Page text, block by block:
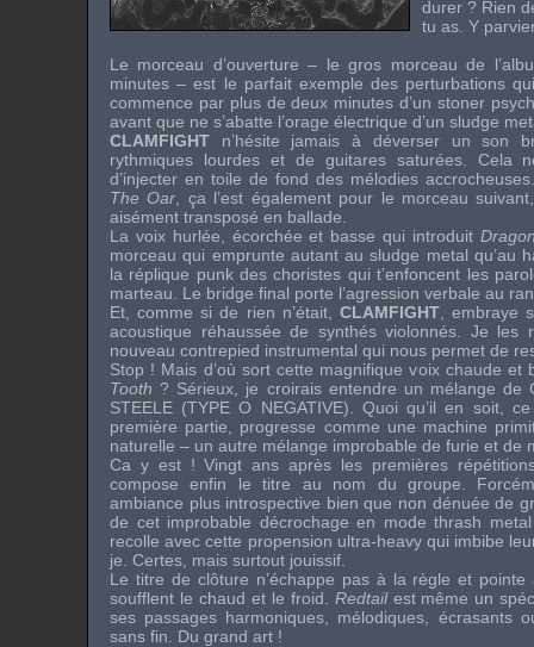
durer ? Rien
tu as. Y
Le morceau d’ouverture – le gros morceau de
minutes – est le parfait exemple des perturbations
commence par plus de deux minutes d’un stoner
avant que ne s’abatte l’orage électrique d’un sludge
CLAMFIGHT n’hésite jamais à déverser un son
rythmiques lourdes et de guitares saturées. Cela
d’injecter en toile de fond des mélodies
The Oar , ça l’est également pour le morceau
aisément transposé en ballade.
La voix hurlée, écorchée et basse qui introduit
morceau qui emprunte autant au sludge metal qu’au
la réplique punk des choristes qui t’enfoncent les
marteau. Le bridge final porte l’agression verbale au
Et, comme si de rien n’était, CLAMFIGHT, embraye
acoustique réhaussée de synthés violonnés. Je les
nouveau contrepied instrumental qui nous permet de
Stop ! Mais d’où sort cette magnifique voix chaude
Tooth ? Sérieux, je croirais entendre un mélange de
STEELE (TYPE O NEGATIVE). Quoi qu’il en soit,
première partie, progresse comme une machine
naturelle – un autre mélange improbable de furie et de
Ca y est ! Vingt ans après les premières
compose enfin le titre au nom du groupe.
ambiance plus introspective bien que non dénuée de
de cet improbable décrochage en mode thrash
recolle avec cette propension ultra-heavy qui imbibe
je. Certes, mais surtout jouissif.
Le titre de clôture n’échappe pas à la règle et pointe
soufflent le chaud et le froid. Redtailest même un
ses passages harmoniques, mélodiques, écrasants
sans fin. Du grand art !